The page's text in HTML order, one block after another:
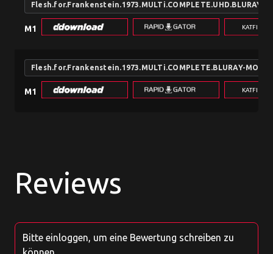
Flesh.for.Frankenstein.1973.MULTi.COMPLETE.UHD.BLURAY-
M1
Flesh.for.Frankenstein.1973.MULTi.COMPLETE.BLURAY-
M1
Reviews
Bitte einloggen, um eine Bewertung schreiben zu